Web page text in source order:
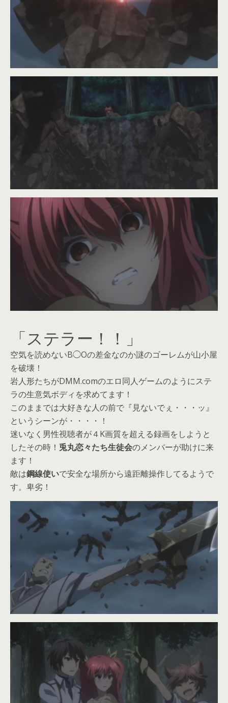
「ステラー！！」
空気を読めないB◯Oの差金なのか謎のゴーレムが山小屋
を破壊！
岩人形たちがDMM.comのエロ同人ゲームのようにステ
ラの生意気ボディを求めてます！
このままでは大好きな人の前で『見ないでぇ・・・ッ』
というシーンが・・・・！
迷いなく男性視聴者が４K画質を超える録画をしようと
したその時！ 兎丸恋々たち生徒会のメンバーが助けに来
ます！
敵は鋼線使いで安全な場所から遠距離操作してるようで
す。卑劣！